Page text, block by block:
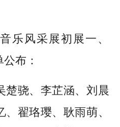
乐风采展初展一、
布：
楚骁、李芷涵、刘晨
翟珞璎、耿雨萌、